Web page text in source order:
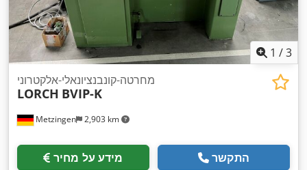
1 /3
Metzingen 2,903 km
מחרטה-קונבנציונאלי-אלקטרוני
LORCH BVIP-K
מידע על מחיר התקשר